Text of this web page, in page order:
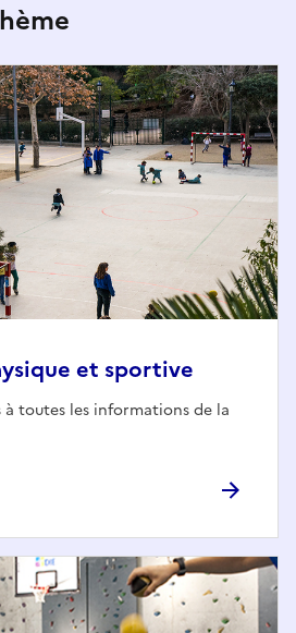
et sportive
toutes les informations de la